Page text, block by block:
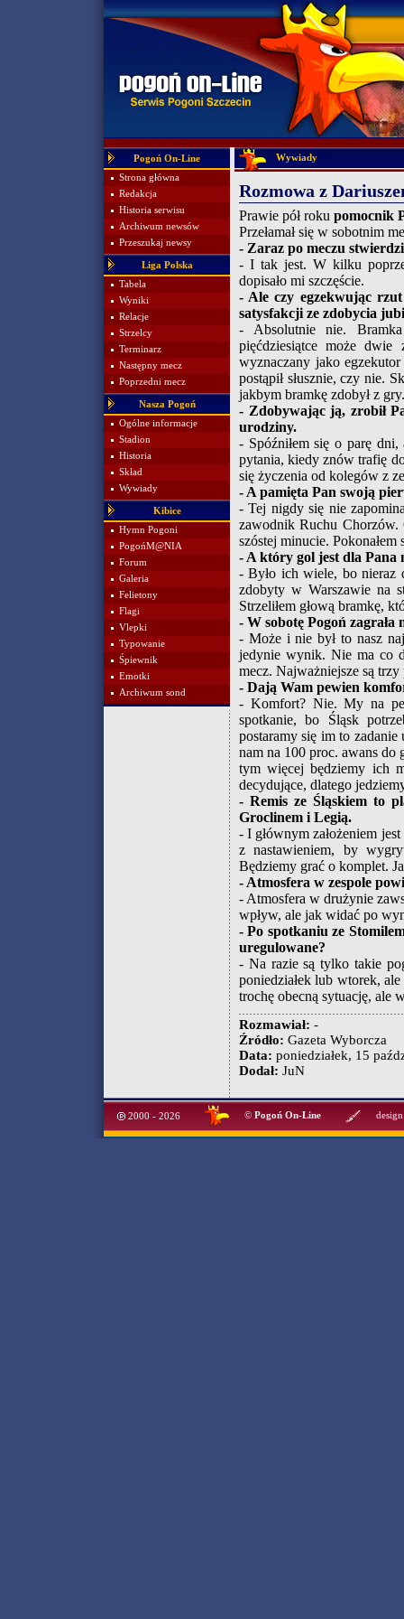
Pogoń On-Line
Strona główna
Redakcja
Historia serwisu
Archiwum newsów
Przeszukaj newsy
Liga Polska
Tabela
Wyniki
Relacje
Strzelcy
Terminarz
Następny mecz
Poprzedni mecz
Nasza Pogoń
Ogólne informacje
Stadion
Historia
Skład
Wywiady
Kibice
Hymn Pogoni
PogońM@NIA
Forum
Galeria
Felietony
Flagi
Vlepki
Typowanie
Śpiewnik
Emotki
Archiwum sond
Wywiady
Rozmowa z
Prawie pół rokupomocnik
Przełamał się w sobotnim
- Zaraz po meczu
- I tak jest. W kilku
dopisało mi szczęście.
- Ale czy egzekwując
satysfakcji ze zdobycia
- Absolutnie nie.
pięćdziesiątce może
wyznaczany jako
postąpił słusznie, czy nie.
jakbym bramkę zdobył z gry.
- Zdobywając ją, zrobił
urodziny.
- Spóźniłem się o parę
pytania, kiedy znów trafię
się życzenia od kolegów z
- A pamięta Pan swoją
- Tej nigdy się nie
zawodnik Ruchu Chorzów.
szóstej minucie. Pokonałem
- A który gol jest dla Pana
- Było ich wiele, bo nieraz
zdobyty w Warszawie na
Strzeliłem głową bramkę,
- W sobotę Pogoń zagrała
- Może i nie był to nasz
jedynie wynik. Nie ma co
mecz. Najważniejsze są
- Dają Wam pewien
- Komfort? Nie. My na
spotkanie, bo Śląsk
postaramy się im to
nam na 100 proc. awans
tym więcej będziemy ich
decydujące, dlatego
- Remis ze Śląskiem to
Groclinem i Legią.
- I głównym założeniem
z nastawieniem, by
Będziemy grać o komplet.
- Atmosfera w zespole
- Atmosfera w drużynie
wpływ, ale jak widać po
- Po spotkaniu ze
uregulowane?
- Na razie są tylko takie
poniedziałek lub wtorek,
trochę obecną sytuację, ale
Rozmawiał: -
Źródło: Gazeta Wyborcza
Data: poniedziałek, 15
Dodał: JuN
2000 - 2026 © Pogoń On-Line